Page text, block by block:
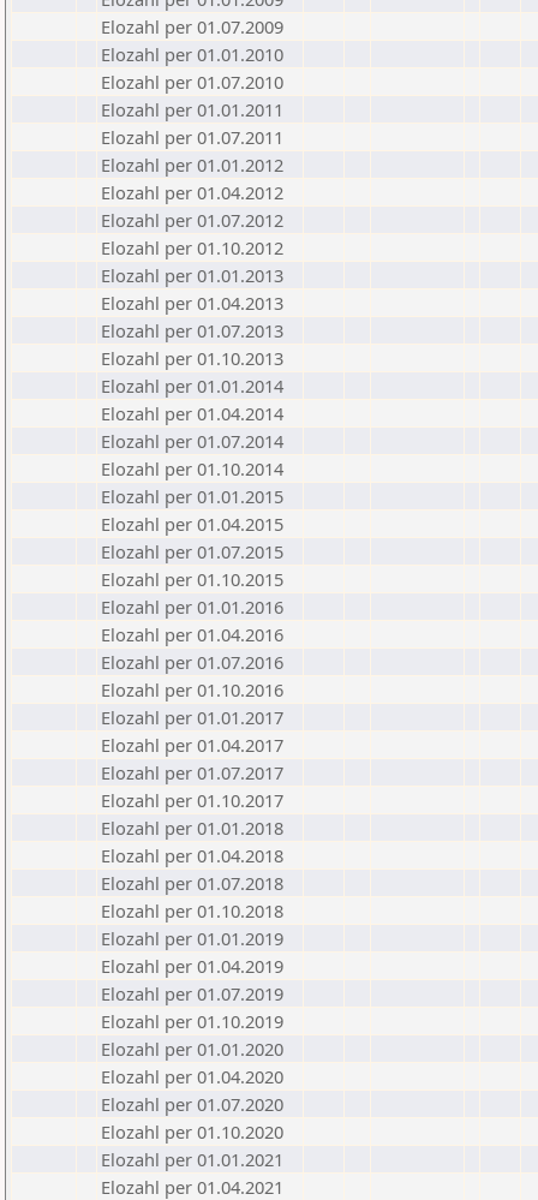
Elozahl per 01.07.2009
Elozahl per 01.01.2010
Elozahl per 01.07.2010
Elozahl per 01.01.2011
Elozahl per 01.07.2011
Elozahl per 01.01.2012
Elozahl per 01.04.2012
Elozahl per 01.07.2012
Elozahl per 01.10.2012
Elozahl per 01.01.2013
Elozahl per 01.04.2013
Elozahl per 01.07.2013
Elozahl per 01.10.2013
Elozahl per 01.01.2014
Elozahl per 01.04.2014
Elozahl per 01.07.2014
Elozahl per 01.10.2014
Elozahl per 01.01.2015
Elozahl per 01.04.2015
Elozahl per 01.07.2015
Elozahl per 01.10.2015
Elozahl per 01.01.2016
Elozahl per 01.04.2016
Elozahl per 01.07.2016
Elozahl per 01.10.2016
Elozahl per 01.01.2017
Elozahl per 01.04.2017
Elozahl per 01.07.2017
Elozahl per 01.10.2017
Elozahl per 01.01.2018
Elozahl per 01.04.2018
Elozahl per 01.07.2018
Elozahl per 01.10.2018
Elozahl per 01.01.2019
Elozahl per 01.04.2019
Elozahl per 01.07.2019
Elozahl per 01.10.2019
Elozahl per 01.01.2020
Elozahl per 01.04.2020
Elozahl per 01.07.2020
Elozahl per 01.10.2020
Elozahl per 01.01.2021
Elozahl per 01.04.2021